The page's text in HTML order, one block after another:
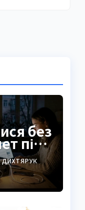
без
під
світла